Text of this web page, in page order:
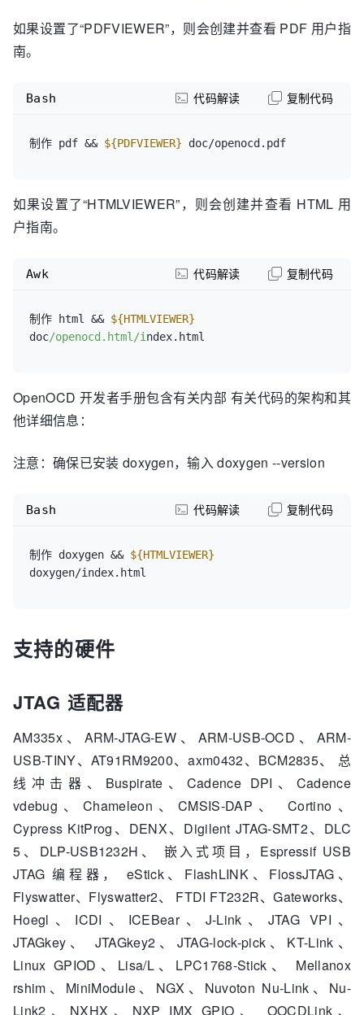
如果设置了“PDFVIEWER”，则会创建并查看 PDF 用户指
南。
制作 pdf && ${PDFVIEWER}
Bash 代码解读 复制代码
如果设置了“HTMLVIEWER”，则会创建并查看 HTML 用
户指南。
制作 html && ${HTMLVIEWER}
doc/openocd.html/i
Awk 代码解读 复制代码
OpenOCD 开发者手册包含有关内部 有关代码的架构和其
他详细信息：
注意：确保已安装 doxygen，输入 doxygen --version
制作 doxygen && ${HTMLVIEWER}
Bash 代码解读 复制代码
支持的硬件
JTAG 适配器
AM335x、ARM-JTAG-EW、ARM-USB-OCD、ARM-
USB-TINY、AT91RM9200、axm0432、BCM2835、 总
线冲击器、Buspirate、Cadence DPI、Cadence
vdebug、Chameleon、CMSIS-DAP、 Cortino、
Cypress KitProg、DENX、Digilent JTAG-SMT2、DLC
5、DLP-USB1232H、 嵌入式项目，Espressif USB
JTAG 编程器， eStick、FlashLINK、FlossJTAG、
Flyswatter、Flyswatter2、 FTDI FT232R、Gateworks、
Hoegl、ICDI、ICEBear、J-Link、JTAG VPI、
JTAGkey、 JTAGkey2、JTAG-lock-pick、KT-Link、
Linux GPIOD、Lisa/L、LPC1768-Stick、 Mellanox
rshim、MiniModule、NGX、Nuvoton Nu-Link、Nu-
Link2、NXHX、NXP IMX GPIO、 OOCDLink、